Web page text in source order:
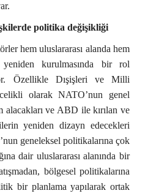
politika değişikliği
hem uluslararası alanda hem
kurulmasında bir rol
Özellikle Dışişleri ve Milli
olarak NATO’nun genel
ve ABD ile kırılan ve
yeniden dizayn edecekleri
geneleksel politikalarına çok
dair uluslararası alanında bir
bölgesel politikalarına
bir planlama yapılarak ortak